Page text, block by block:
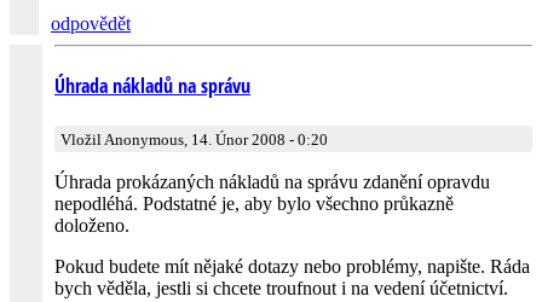
odpovědět
Úhrada nákladů na správu
Vložil Anonymous, 14. Únor 2008 - 0:20
Úhrada prokázaných nákladů na správu zdanění opravdu
nepodléhá. Podstatné je, aby bylo všechno průkazně
doloženo.
Pokud budete mít nějaké dotazy nebo problémy, napište. Ráda
bych věděla, jestli si chcete troufnout i na vedení účetnictví.